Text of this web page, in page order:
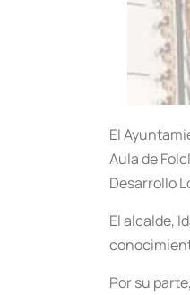
El
Aula de
Desarrollo
El alcalde,
Por su